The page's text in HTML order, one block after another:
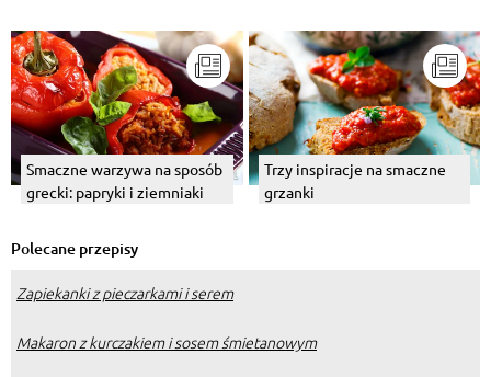
Smaczne warzywa na sposób
grecki: papryki i ziemniaki
Trzy inspiracje na smaczne
grzanki
Polecane przepisy
Zapiekanki z pieczarkami i serem
Makaron z kurczakiem i sosem śmietanowym